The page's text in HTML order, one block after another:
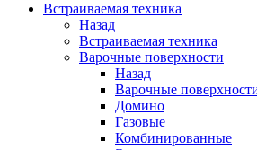
Встраиваемая техника
Назад
Встраиваемая техника
Варочные поверхности
Назад
Варочные
Домино
Газовые
Комбинированные